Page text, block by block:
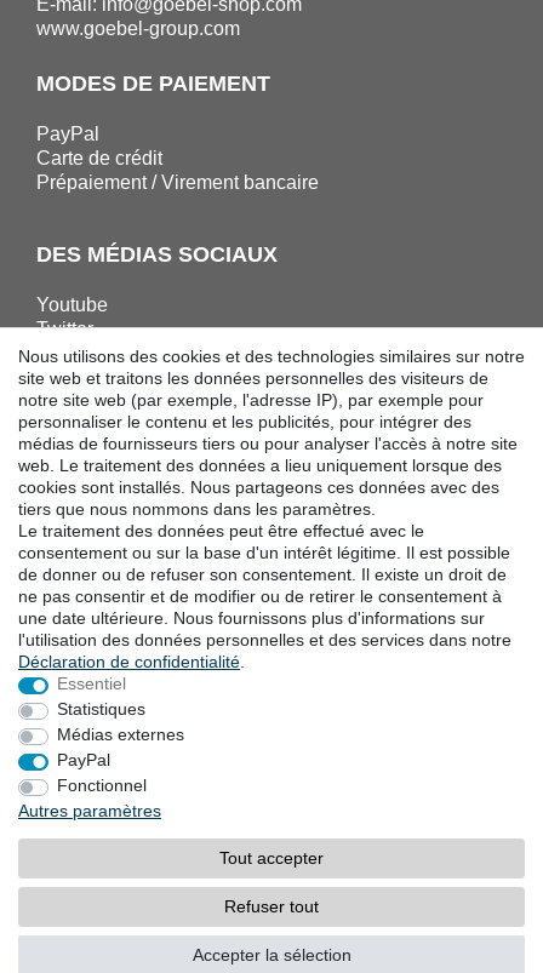
www.goebel-group.com
MODES DE PAIEMENT
PayPal
Carte de crédit
Prépaiement / Virement bancaire
DES MÉDIAS SOCIAUX
Youtube
Twitter
Linkedin
Facebook
Instagram
TÉLÉCHARGEMENTS
Catalogues
Technologie
Certificats
Études
Promotion
LOCALITES
Droit de rétractation
Mentions légales
Conditions générales
© Copyright 2026 | Tous droits réservés.
Nous utilisons des cookies et des technologies similaires sur notre
site web et traitons les données personnelles des visiteurs de
notre site web (par exemple, l'adresse IP), par exemple pour
personnaliser le contenu et les publicités, pour intégrer des
médias de fournisseurs tiers ou pour analyser l'accès à notre site
web. Le traitement des données a lieu uniquement lorsque des
cookies sont installés. Nous partageons ces données avec des
tiers que nous nommons dans les paramètres.
Le traitement des données peut être effectué avec le
consentement ou sur la base d'un intérêt légitime. Il est possible
de donner ou de refuser son consentement. Il existe un droit de
ne pas consentir et de modifier ou de retirer le consentement à
une date ultérieure. Nous fournissons plus d'informations sur
l'utilisation des données personnelles et des services dans notre
Déclaration de confidentialité
Essentiel
Statistiques
Médias externes
PayPal
Fonctionnel
Autres paramètres
Tout accepter
Refuser tout
Accepter la sélection